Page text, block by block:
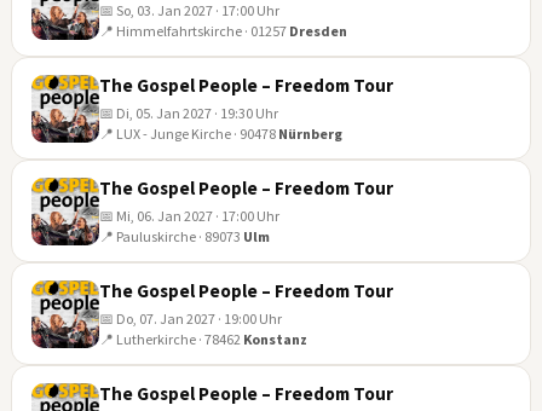
03
📅 So, 03. Jan 2027 · 17:00 Uhr
📍 Himmelfahrtskirche · 01257 Dresden
05
The Gospel People – Freedom Tour
📅 Di, 05. Jan 2027 · 19:30 Uhr
📍 LUX - Junge Kirche · 90478 Nürnberg
06
The Gospel People – Freedom Tour
📅 Mi, 06. Jan 2027 · 17:00 Uhr
📍 Pauluskirche · 89073 Ulm
07
The Gospel People – Freedom Tour
📅 Do, 07. Jan 2027 · 19:00 Uhr
📍 Lutherkirche · 78462 Konstanz
The Gospel People – Freedom Tour